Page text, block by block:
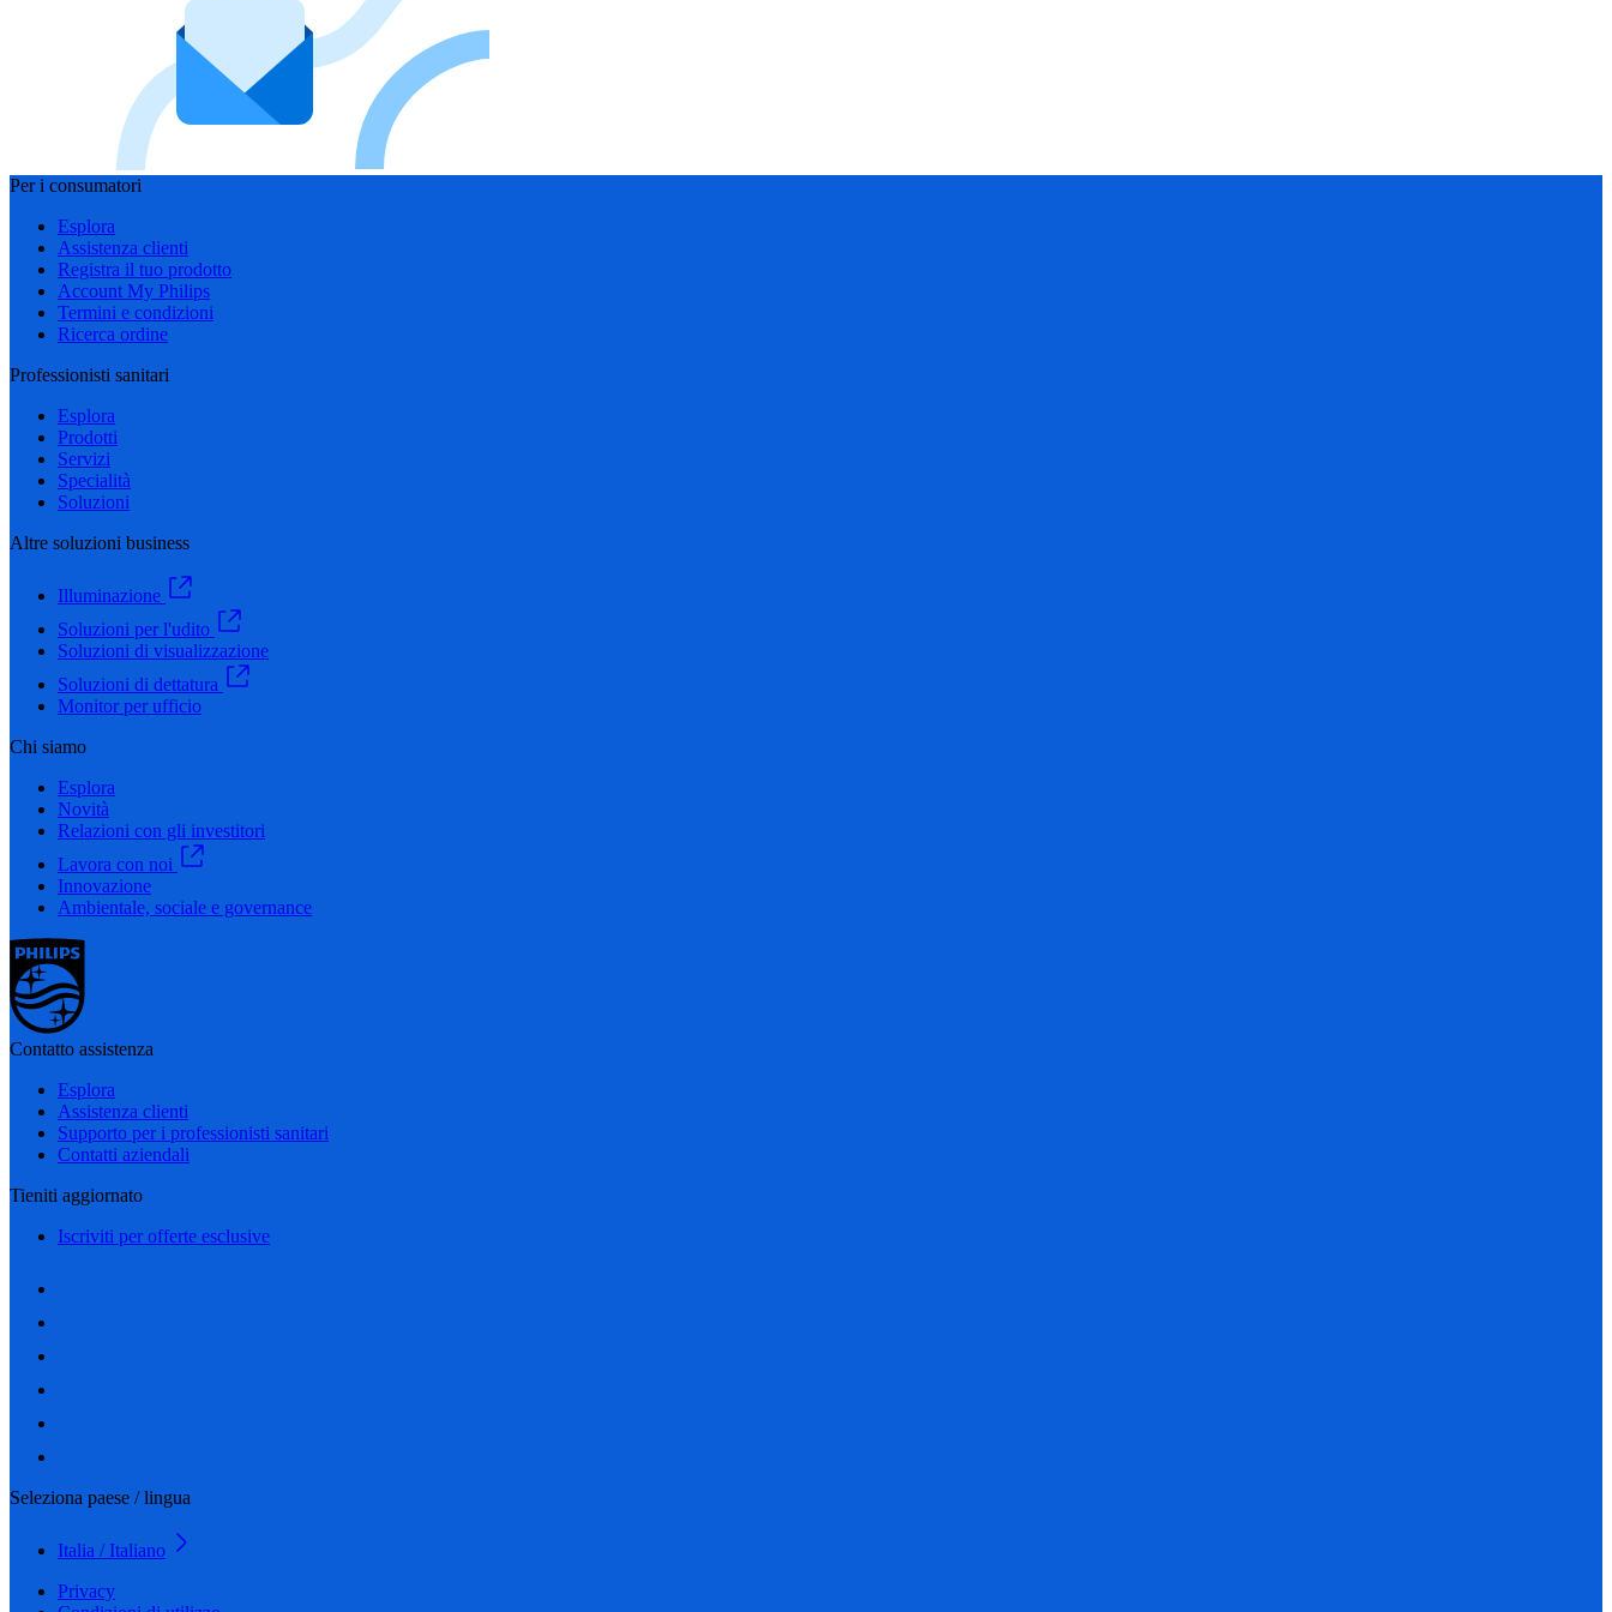
Per i consumatori
Esplora
Assistenza clienti
Registra il tuo prodotto
Account My Philips
Termini e condizioni
Ricerca ordine
Professionisti sanitari
Esplora
Prodotti
Servizi
Specialità
Soluzioni
Altre soluzioni business
Illuminazione
Soluzioni per l'udito
Soluzioni di visualizzazione
Soluzioni di dettatura
Monitor per ufficio
Chi siamo
Esplora
Novità
Relazioni con gli investitori
Lavora con noi
Innovazione
Ambientale, sociale e governance
Contatto assistenza
Esplora
Assistenza clienti
Supporto per i professionisti sanitari
Contatti aziendali
Tieniti aggiornato
Iscriviti per offerte esclusive
Seleziona paese / lingua
Italia / Italiano
Privacy